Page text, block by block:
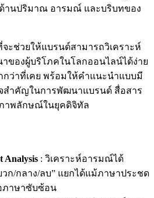
านปริมาณ อารมณ์ และบริบทของ
ะช่วยให้แบรนด์สามารถวิเคราะห์
ของผู้บริโภคในโลกออนไลน์ได้ง่าย
กว่าที่เคย พร้อมให้คำแนะนำแบบมี
สำคัญในการพัฒนาแบรนด์ สื่อสาร
ภาพลักษณ์ในยุคดิจิทัล
Analysis : วิเคราะห์อารมณ์ได้
วก/กลาง/ลบ” แยกได้แม้ภาษาประชด
ภาษาซับซ้อน